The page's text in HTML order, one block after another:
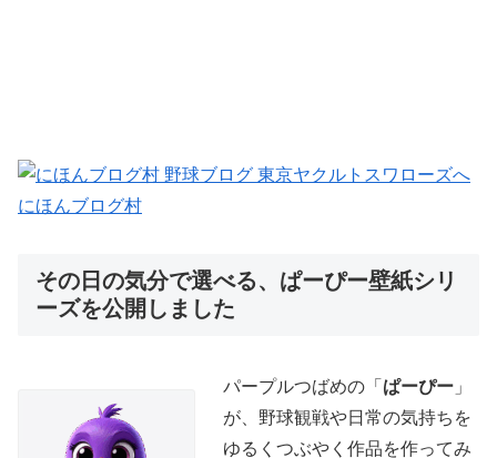
にほんブログ村
その日の気分で選べる、ぱーぴー壁紙シリ
ーズを公開しました
パープルつばめの「 ぱーぴー 」
が、野球観戦や日常の気持ちを
ゆるくつぶやく作品を作ってみ